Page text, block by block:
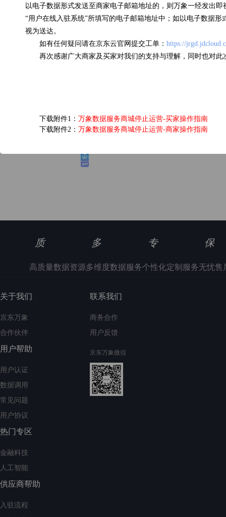
以电子数据形式发送至商家电子邮箱地址的，则万象一经发出
“用户在线入驻系统”所填写的电子邮箱地址中；如以电子数据
视为送达。
如有任何疑问请在京东云官网提交工单： https://
再次感谢广大商家及买家对我们的支持与理解，同时也对
下载附件1： 万象数据服务商城停止运营-买家操作指南
下载附件2： 万象数据服务商城停止运营-商家操作指南
6.0元/次
质
高质量数据资源
多
多维度数据服务
专
个性化定制服务
保
无忧售
关于我们
京东万象
合作伙伴
用户帮助
用户认证
数据调用
常见问题
用户协议
热门专区
金融科技
人工智能
供应商帮助
入驻流程
联系我们
商务合作
用户反馈
京东万象微信